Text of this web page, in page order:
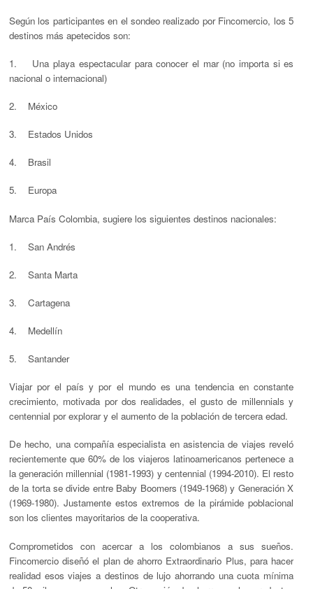
Según los participantes en el sondeo realizado por Fincomercio, los 5
destinos más apetecidos son:
1. Una playa espectacular para conocer el mar (no importa si es
nacional o internacional)
2. México
3. Estados Unidos
4. Brasil
5. Europa
Marca País Colombia, sugiere los siguientes destinos nacionales:
1. San Andrés
2. Santa Marta
3. Cartagena
4. Medellín
5. Santander
Viajar por el país y por el mundo es una tendencia en constante
crecimiento, motivada por dos realidades, el gusto de millennials y
centennial por explorar y el aumento de la población de tercera edad.
De hecho, una compañía especialista en asistencia de viajes reveló
recientemente que 60% de los viajeros latinoamericanos pertenece a
la generación millennial (1981-1993) y centennial (1994-2010). El resto
de la torta se divide entre Baby Boomers (1949-1968) y Generación X
(1969-1980). Justamente estos extremos de la pirámide poblacional
son los clientes mayoritarios de la cooperativa.
Comprometidos con acercar a los colombianos a sus sueños.
Fincomercio diseñó el plan de ahorro Extraordinario Plus, para hacer
realidad esos viajes a destinos de lujo ahorrando una cuota mínima